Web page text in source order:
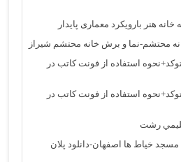
خانه هنر بارویکرد معماری پایدار
محتشم-نما و برش خانه محتشم شیراز
استفاده از فونت کاتب در
استفاده از فونت کاتب در
رشت
مسجد خیاط ها اصفهان-دانلود پلان